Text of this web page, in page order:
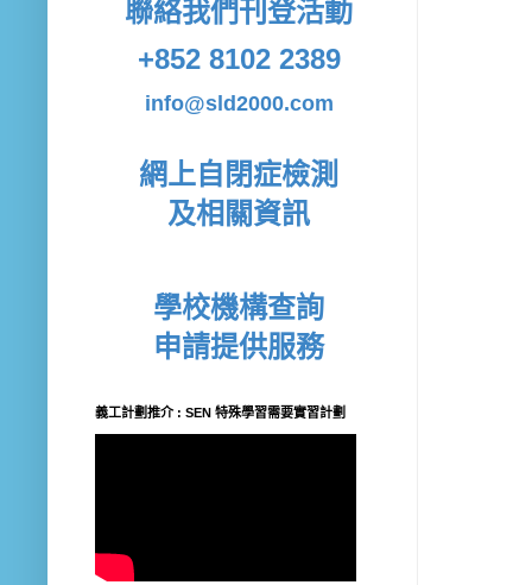
聯絡我們刊登活動
+852 8102 2389
info@sld2000.com
網上自閉症檢測
及相關資訊
學校機構查詢
申請提供服務
義工計劃推介 : SEN 特殊學習需要實習計劃